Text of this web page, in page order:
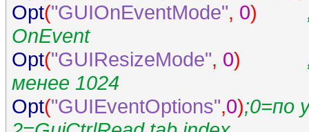
Opt("GUIOnEventMode", 0)
OnEvent
Opt("GUIResizeMode", 0)
менее 1024
Opt("GUIEventOptions",0);0=по